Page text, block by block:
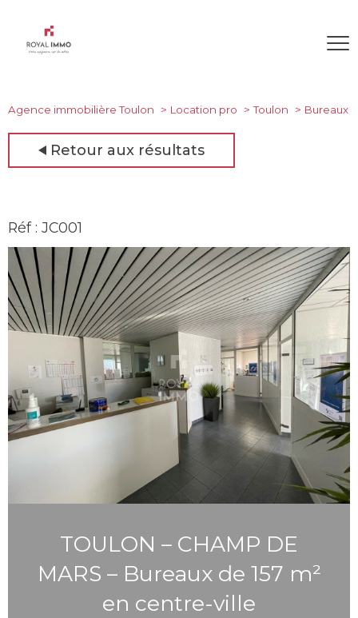
Agence immobilière Toulon Location pro Toulon Bureaux
Retour aux résultats
Réf : JC001
TOULON – CHAMP DE
MARS – Bureaux de 157 m²
en centre-ville